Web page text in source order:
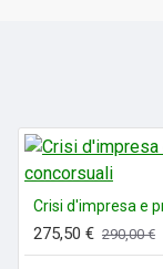
275,50 € 290,00 €